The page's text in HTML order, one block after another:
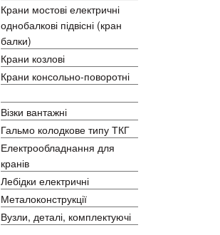
Крани мостові електричні
однобалкові підвісні (кран
балки)
Крани козлові
Крани консольно-поворотні
Візки вантажні
Гальмо колодкове типу ТКГ
Електрообладнання для
кранів
Лебідки електричні
Металоконструкції
Вузли, деталі, комплектуючі